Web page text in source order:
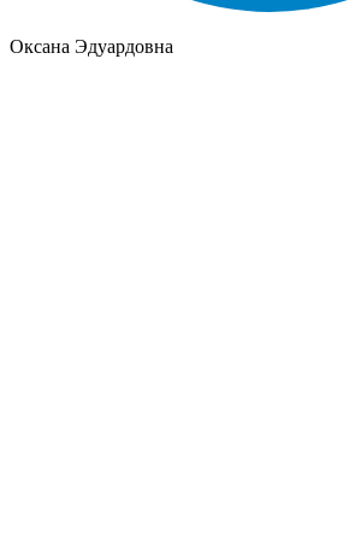
Оксана Эдуардовна